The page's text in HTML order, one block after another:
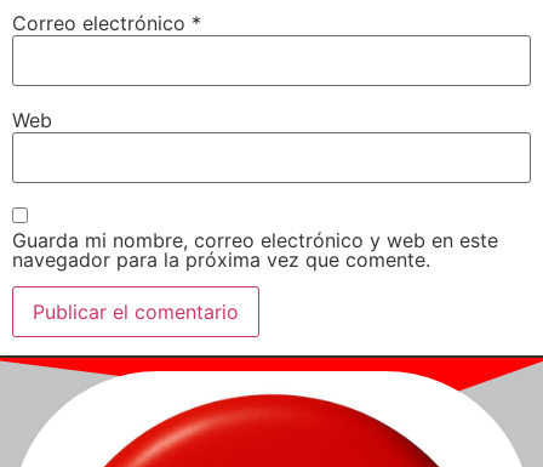
Correo electrónico *
Web
Guarda mi nombre, correo electrónico y web en este
navegador para la próxima vez que comente.